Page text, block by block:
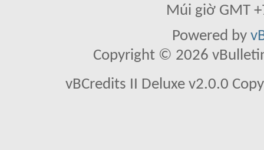
Múi giờ GMT
Powered by
Copyright © 2026
vBCredits II Deluxe v2.0.0